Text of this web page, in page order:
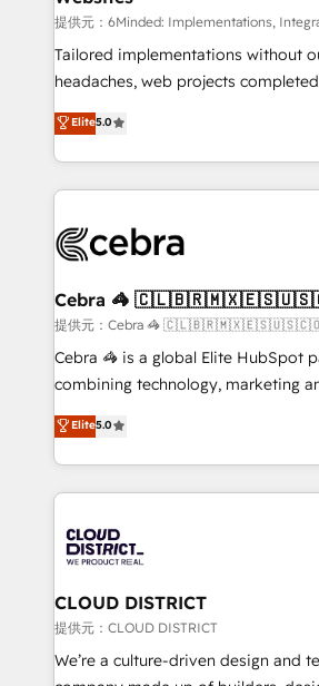
processes, and data to drive
Integrations: Connect HubSpot with
for better adoption. 🔹 Custom Solutions: Build
SOC 2 Type II and ISO 27001
our commitment to data security
提供元：6Minded: Implementations,
Tailored implementations without
headaches, web projects completed on
house team of certified CRM
developers, designers, and
aspects of your HubSpot. ✨ 400+ global clients ✨
100+ seamless migrations from
implementations, and 5,000+ pages
CS: 245% organic growth & +751%
full-funnel HubSpot project ✨ CS:
boost with a new HubSpot site Recognized leaders:
🏆 HubSpot Platform Migration
Inbound Campaign of the Year 🏆
Award for Best Website 🌟
Elite5.0
Cebra 🦓
提供元：Cebra 🦓
Cebra 🦓 is a global Elite HubSpot
combining technology, marketing
expertise across Latin America and
Europe, with teams across 7
we combine local insight with
help businesses grow through
500+ HubSpot implementations,
end solutions that integrate CRM,
inbound and loop marketing,
creativity. Our multicultural team
Portuguese, and English to design
that drive measurable growth. 🌎 Highlights: • 10+
Elite5.0
CLOUD DISTRICT
提供元：CLOUD DISTRICT
We’re a culture-driven design and